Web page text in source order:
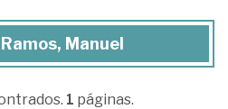
Manuel
1 páginas.